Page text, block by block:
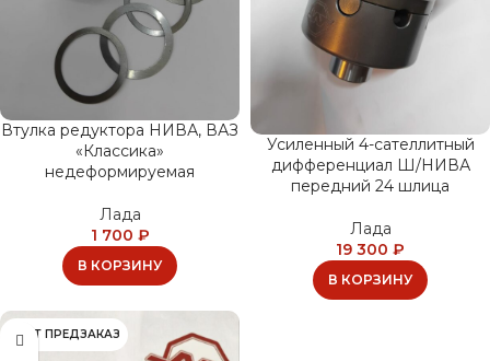
Втулка редуктора НИВА, ВАЗ
«Классика»
недеформируемая
Лада
1 700 ₽
В КОРЗИНУ
Усиленный 4-сателлитный
дифференциал Ш/НИВА
передний 24 шлица
Лада
19 300 ₽
В КОРЗИНУ
ИДЁТ ПРЕДЗАКАЗ